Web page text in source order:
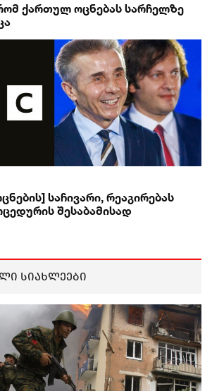
ქართულ ოცნებას სარჩელზე
საჩივარი, რეაგირებას
შესაბამისად
სიახლეები